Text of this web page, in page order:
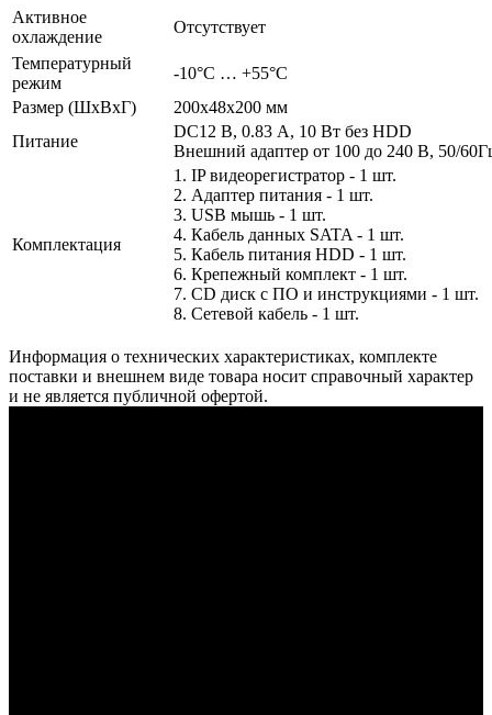
Активное
охлаждение
Отсутствует
Температурный
режим
-10°C … +55°C
Размер (ШxВxГ)
200x48x200 мм
Питание
DC12 В, 0.83 А, 10 Вт без HDD
Внешний адаптер от 100 до 240 В, 50/
Комплектация
1. IP видеорегистратор - 1 шт.
2. Адаптер питания - 1 шт.
3. USB мышь - 1 шт.
4. Кабель данных SATA - 1 шт.
5. Кабель питания HDD - 1 шт.
6. Крепежный комплект - 1 шт.
7. CD диск с ПО и инструкциями - 1 шт.
8. Сетевой кабель - 1 шт.
Информация о технических характеристиках, комплекте
поставки и внешнем виде товара носит справочный характер
и не является публичной офертой.